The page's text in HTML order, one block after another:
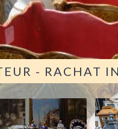
- RACHAT